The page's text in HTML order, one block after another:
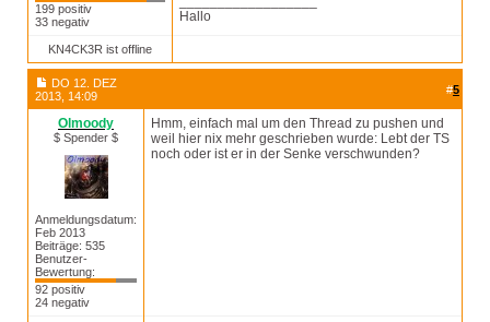
199 positiv
33 negativ
Hallo
KN4CK3R ist offline
DO 12. DEZ
2013, 14:09
#5
Olmoody
$ Spender $
Anmeldungsdatum:
Feb 2013
Beiträge: 535
Benutzer-
Bewertung:
92 positiv
24 negativ
Hmm, einfach mal um den Thread zu pushen und
weil hier nix mehr geschrieben wurde: Lebt der TS
noch oder ist er in der Senke verschwunden?